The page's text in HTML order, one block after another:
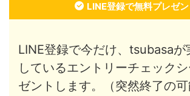
LINE登録で無料プレゼン
LINE登録で今だけ、tsubasaが
しているエントリーチェック
ゼントします。（突然終了の可